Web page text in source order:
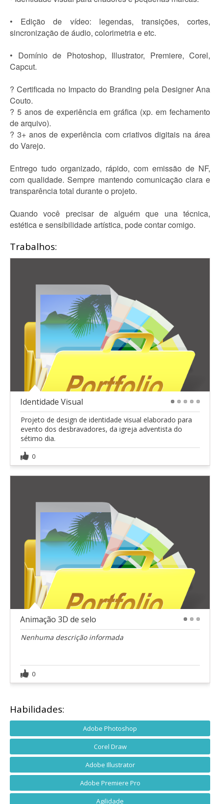
• Edição de vídeo: legendas, transições, cortes,
sincronização de áudio, colorimetria e etc.
• Domínio de Photoshop, Illustrator, Premiere, Corel,
Capcut.
? Certificada no Impacto do Branding pela Designer Ana
Couto.
? 5 anos de experiência em gráfica (xp. em fechamento
de arquivo).
? 3+ anos de experiência com criativos digitais na área
do Varejo.
Entrego tudo organizado, rápido, com emissão de NF,
com qualidade. Sempre mantendo comunicação clara e
transparência total durante o projeto.
Quando você precisar de alguém que una técnica,
estética e sensibilidade artística, pode contar comigo.
Trabalhos:
Identidade Visual
Projeto de design de identidade visual elaborado para
evento dos desbravadores, da igreja adventista do
sétimo dia.
0
Animação 3D de selo
Nenhuma descrição informada
0
Habilidades:
Adobe Photoshop
Corel Draw
Adobe Illustrator
Adobe Premiere Pro
Agilidade